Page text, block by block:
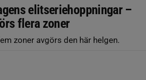
elitseriehoppningar –
flera zoner
zoner avgörs den här helgen.